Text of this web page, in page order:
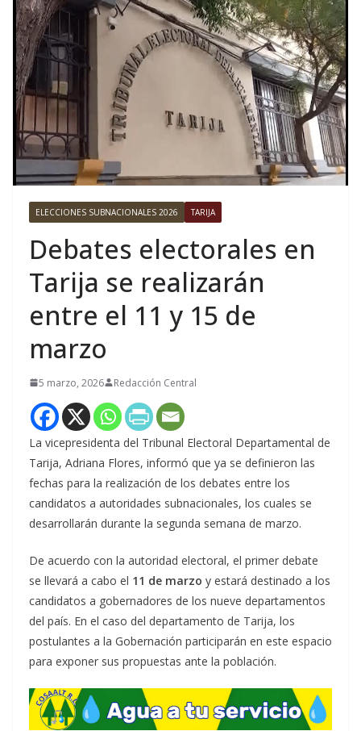
ELECCIONES SUBNACIONALES 2026 TARIJA
Debates electorales en
Tarija se realizarán
entre el 11 y 15 de
marzo
5 marzo, 2026 Redacción Central
La vicepresidenta del Tribunal Electoral Departamental de
Tarija, Adriana Flores, informó que ya se definieron las
fechas para la realización de los debates entre los
candidatos a autoridades subnacionales, los cuales se
desarrollarán durante la segunda semana de marzo.
De acuerdo con la autoridad electoral, el primer debate
se llevará a cabo el 11 de marzo y estará destinado a los
candidatos a gobernadores de los nueve departamentos
del país. En el caso del departamento de Tarija, los
postulantes a la Gobernación participarán en este espacio
para exponer sus propuestas ante la población.